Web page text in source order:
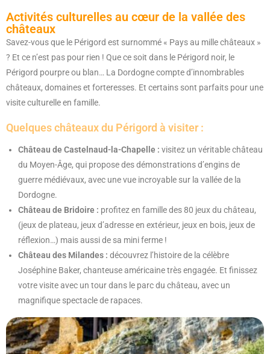
Activités culturelles au cœur de la vallée des
châteaux
Savez-vous que le Périgord est surnommé « Pays au mille châteaux »
? Et ce n’est pas pour rien ! Que ce soit dans le Périgord noir, le
Périgord pourpre ou blan… La Dordogne compte d’innombrables
châteaux, domaines et forteresses. Et certains sont parfaits pour une
visite culturelle en famille.
Quelques châteaux du Périgord à visiter :
Château de Castelnaud-la-Chapelle : visitez un véritable château
du Moyen-Âge, qui propose des démonstrations d’engins de
guerre médiévaux, avec une vue incroyable sur la vallée de la
Dordogne.
Château de Bridoire : profitez en famille des 80 jeux du château,
(jeux de plateau, jeux d’adresse en extérieur, jeux en bois, jeux de
réflexion…) mais aussi de sa mini ferme !
Château des Milandes : découvrez l’histoire de la célèbre
Joséphine Baker, chanteuse américaine très engagée. Et finissez
votre visite avec un tour dans le parc du château, avec un
magnifique spectacle de rapaces.